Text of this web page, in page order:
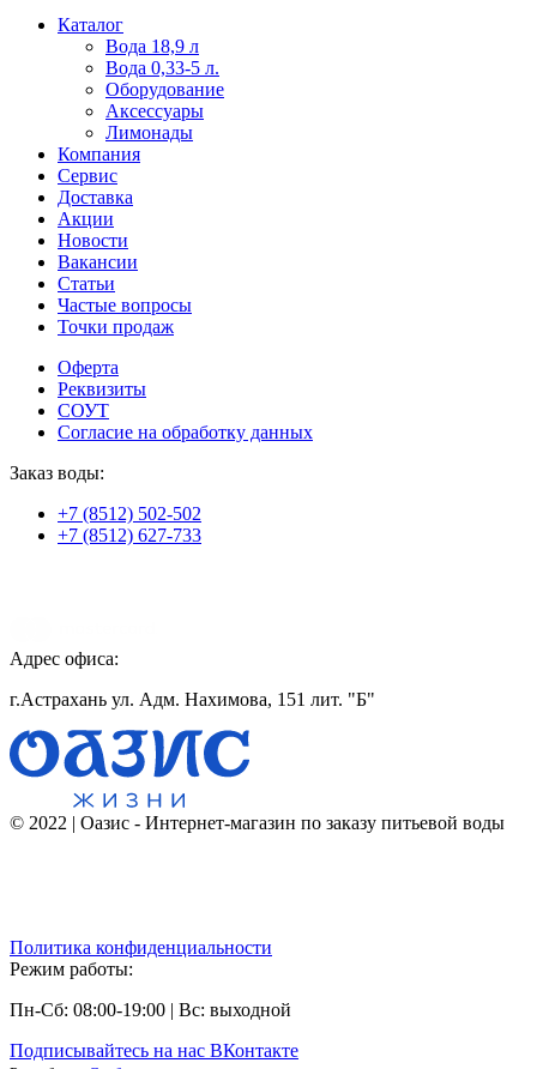
Пользователи
офіційний
сайт
через
разные
сайты.
можно
встретить
онлайн
казино
среди
обсуждаемых
тем.
Каталог
Вода 18,9 л
Вода 0,33-5 л.
Оборудование
Аксессуары
Лимонады
Компания
Сервис
Доставка
Акции
Новости
Вакансии
Статьи
Частые вопросы
Точки продаж
Оферта
Реквизиты
СОУТ
Согласие на обработку данных
Заказ воды:
+7 (8512) 502-502
+7 (8512) 627-733
Адрес офиса:
г.Астрахань ул. Адм. Нахимова, 151 лит. "Б"
© 2022 | Оазис - Интернет-магазин по заказу питьевой воды
Политика конфиденциальности
Режим работы:
Пн-Сб: 08:00-19:00 | Вс: выходной
Подписывайтесь на наc ВКонтакте